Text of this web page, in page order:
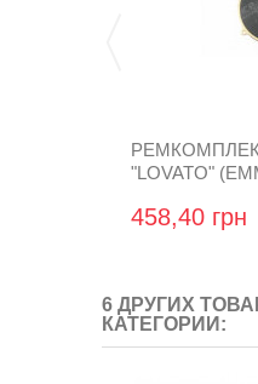
"LOVATO"
458,40 грн
6 ДРУГИХ
КАТЕГОРИИ: